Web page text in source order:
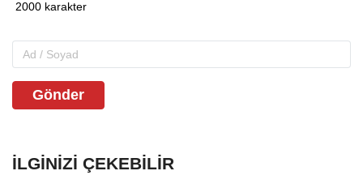
Gönder
İLGINIZI ÇEKEBILIR